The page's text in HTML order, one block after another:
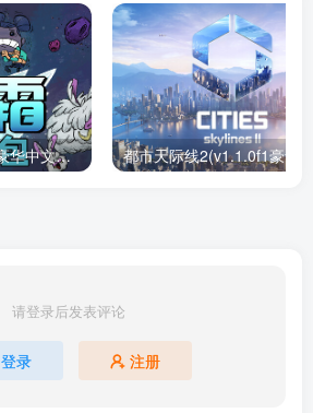
缺氧（U52-622509豪华中文版）下载
请登录后发表评论
登录 注册